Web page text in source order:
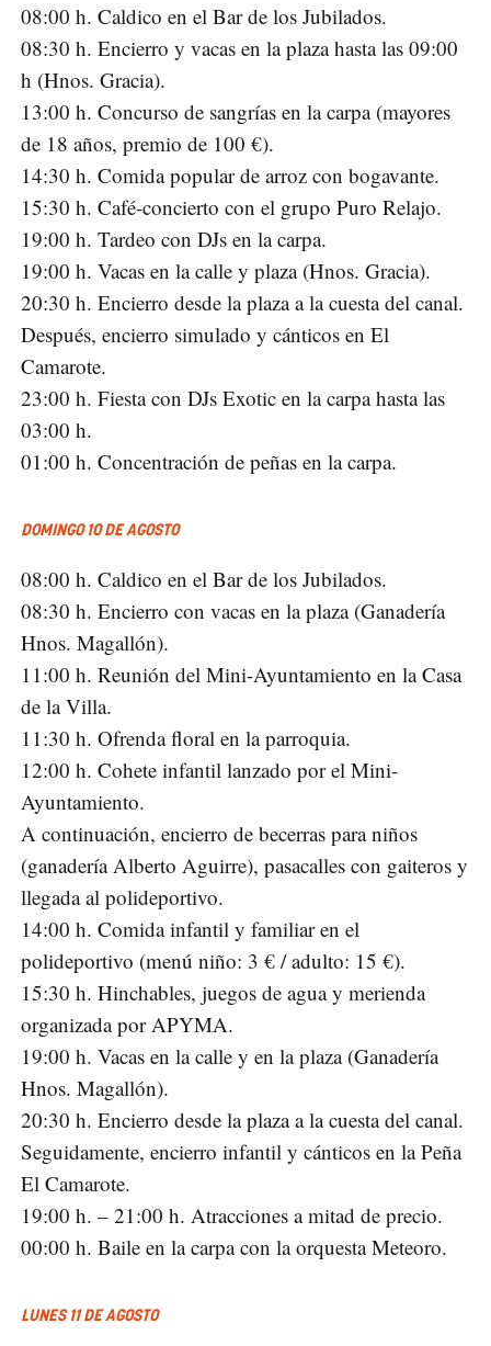
08:00 h. Caldico en el Bar de los Jubilados.
08:30 h. Encierro y vacas en la plaza hasta las 09:00
h (Hnos. Gracia).
13:00 h. Concurso de sangrías en la carpa (mayores
de 18 años, premio de 100 €).
14:30 h. Comida popular de arroz con bogavante.
15:30 h. Café-concierto con el grupo Puro Relajo.
19:00 h. Tardeo con DJs en la carpa.
19:00 h. Vacas en la calle y plaza (Hnos. Gracia).
20:30 h. Encierro desde la plaza a la cuesta del canal.
Después, encierro simulado y cánticos en El
Camarote.
23:00 h. Fiesta con DJs Exotic en la carpa hasta las
03:00 h.
01:00 h. Concentración de peñas en la carpa.
DOMINGO 10 DE AGOSTO
08:00 h. Caldico en el Bar de los Jubilados.
08:30 h. Encierro con vacas en la plaza (Ganadería
Hnos. Magallón).
11:00 h. Reunión del Mini-Ayuntamiento en la Casa
de la Villa.
11:30 h. Ofrenda floral en la parroquia.
12:00 h. Cohete infantil lanzado por el Mini-
Ayuntamiento.
A continuación, encierro de becerras para niños
(ganadería Alberto Aguirre), pasacalles con gaiteros y
llegada al polideportivo.
14:00 h. Comida infantil y familiar en el
polideportivo (menú niño: 3 € / adulto: 15 €).
15:30 h. Hinchables, juegos de agua y merienda
organizada por APYMA.
19:00 h. Vacas en la calle y en la plaza (Ganadería
Hnos. Magallón).
20:30 h. Encierro desde la plaza a la cuesta del canal.
Seguidamente, encierro infantil y cánticos en la Peña
El Camarote.
19:00 h. – 21:00 h. Atracciones a mitad de precio.
00:00 h. Baile en la carpa con la orquesta Meteoro.
LUNES 11 DE AGOSTO